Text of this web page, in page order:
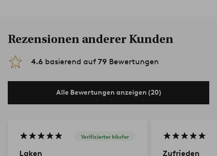
Rezensionen anderer Kunden
4.6 basierend auf 79 Bewertungen
Alle Bewertungen anzeigen (20)
Verifizierter käufer
Laken Zufrieden